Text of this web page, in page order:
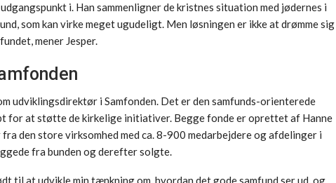
i. Han sammenligner de kristnes situation med jødernes i
som kan virke meget ugudeligt. Men løsningen er ikke at drømme sig
mener Jesper.
udviklingsdirektør i Samfonden. Det er den samfunds-orienterede
for at støtte de kirkelige initiativer. Begge fonde er oprettet af Hanne
den store virksomhed med ca. 8-900 medarbejdere og afdelinger i
fra bunden og derefter solgte.
til at udvikle min tænkning om, hvordan det gode samfund ser ud, og